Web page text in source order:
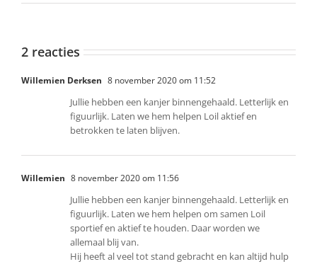
2 reacties
Willemien Derksen 8 november 2020 om 11:52
Jullie hebben een kanjer binnengehaald. Letterlijk en
figuurlijk. Laten we hem helpen Loil aktief en
betrokken te laten blijven.
Willemien 8 november 2020 om 11:56
Jullie hebben een kanjer binnengehaald. Letterlijk en
figuurlijk. Laten we hem helpen om samen Loil
sportief en aktief te houden. Daar worden we
allemaal blij van.
Hij heeft al veel tot stand gebracht en kan altijd hulp